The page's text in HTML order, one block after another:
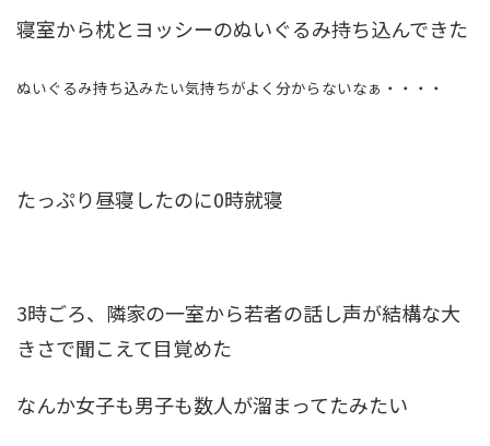
寝室から枕とヨッシーのぬいぐるみ持ち込んできた
ぬいぐるみ持ち込みたい気持ちがよく分からないなぁ・・・・
たっぷり昼寝したのに0時就寝
3時ごろ、隣家の一室から若者の話し声が結構な大
きさで聞こえて目覚めた
なんか女子も男子も数人が溜まってたみたい